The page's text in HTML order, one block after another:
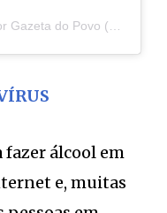
Uma publicação compartilhada por Gazeta do Povo (@gazetadopovo)
fazer álcool em
e, muitas